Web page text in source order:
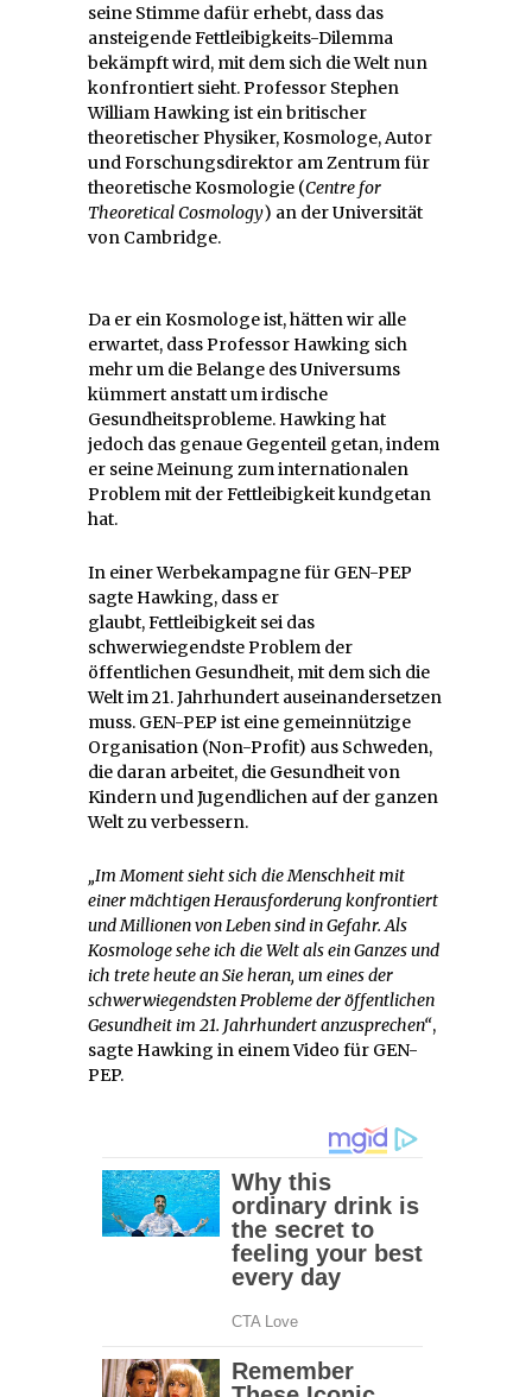
seine Stimme dafür erhebt, dass das
ansteigende Fettleibigkeits-Dilemma
bekämpft wird, mit dem sich die Welt nun
konfrontiert sieht. Professor Stephen
William Hawking ist ein britischer
theoretischer Physiker, Kosmologe, Autor
und Forschungsdirektor am Zentrum für
theoretische Kosmologie (Centre for
Theoretical Cosmology) an der Universität
von Cambridge.
Da er ein Kosmologe ist, hätten wir alle
erwartet, dass Professor Hawking sich
mehr um die Belange des Universums
kümmert anstatt um irdische
Gesundheitsprobleme. Hawking hat
jedoch das genaue Gegenteil getan, indem
er seine Meinung zum internationalen
Problem mit der Fettleibigkeit kundgetan
hat.
In einer Werbekampagne für GEN-PEP
sagte Hawking, dass er
glaubt, Fettleibigkeit sei das
schwerwiegendste Problem der
öffentlichen Gesundheit, mit dem sich die
Welt im 21. Jahrhundert auseinandersetzen
muss. GEN-PEP ist eine gemeinnützige
Organisation (Non-Profit) aus Schweden,
die daran arbeitet, die Gesundheit von
Kindern und Jugendlichen auf der ganzen
Welt zu verbessern.
„Im Moment sieht sich die Menschheit mit
einer mächtigen Herausforderung konfrontiert
und Millionen von Leben sind in Gefahr. Als
Kosmologe sehe ich die Welt als ein Ganzes und
ich trete heute an Sie heran, um eines der
schwerwiegendsten Probleme der öffentlichen
Gesundheit im 21. Jahrhundert anzusprechen“,
sagte Hawking in einem Video für GEN-
PEP.